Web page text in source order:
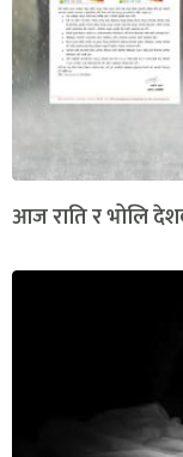
आज राति र भोलि